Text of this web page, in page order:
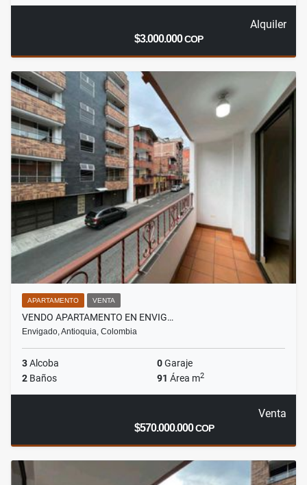
Alquiler
$3.000.000COP
APARTAMENTO VENTA
VENDO APARTAMENTO EN ENVIG…
Envigado, Antioquia, Colombia
3Alcoba 0Garaje
2 Baños 91 Área m2
Venta
$570.000.000COP